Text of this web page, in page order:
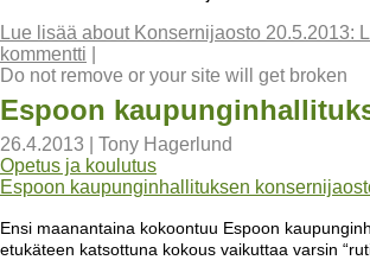
Lue lisää about Konsernijaosto 20.5.2013:
kommentti
Do not remove or your site will get broken
Espoon
26.4.2013
Tony Hagerlund
Opetus ja koulutus
Espoon kaupunginhallituksen
Ensi maanantaina kokoontuu Espoon
etukäteen katsottuna kokous vaikuttaa varsin